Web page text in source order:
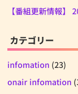
【番組更新情報】
カテゴリー
infomation (23)
onair infomation